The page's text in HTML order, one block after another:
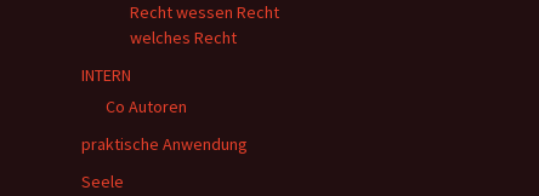
Recht wessen Recht
welches Recht
INTERN
Co Autoren
praktische Anwendung
Seele